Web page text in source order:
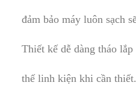
đảm bảo máy luôn sạch
Thiết kế dễ dàng tháo
thế linh kiện khi cần thiết.